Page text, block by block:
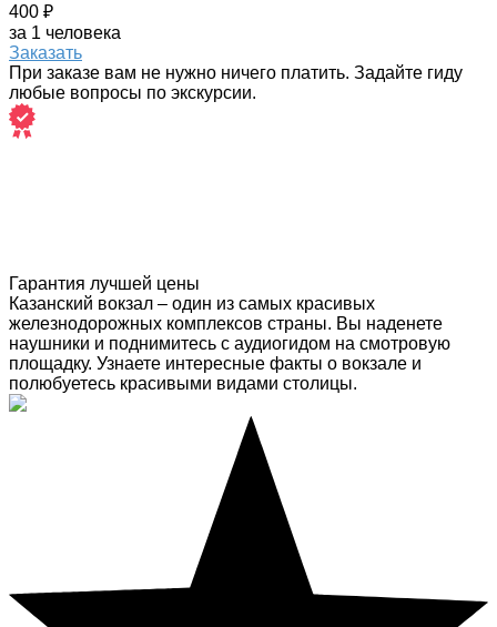
400 ₽
за 1 человека
Заказать
При заказе вам не нужно ничего платить. Задайте гиду
любые вопросы по экскурсии.
Гарантия лучшей цены
Казанский вокзал – один из самых красивых
железнодорожных комплексов страны. Вы наденете
наушники и поднимитесь с аудиогидом на смотровую
площадку. Узнаете интересные факты о вокзале и
полюбуетесь красивыми видами столицы.